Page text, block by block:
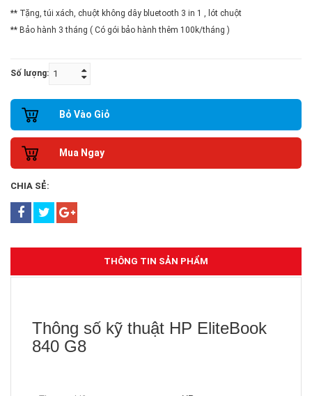
** Tặng, túi xách, chuột không dây bluetooth 3 in 1 , lót chuột
** Bảo hành 3 tháng ( Có gói bảo hành thêm 100k/tháng )
Số lượng:
Bỏ Vào Giỏ
Mua Ngay
CHIA SẺ:
THÔNG TIN SẢN PHẨM
Thông số kỹ thuật HP EliteBook
840 G8